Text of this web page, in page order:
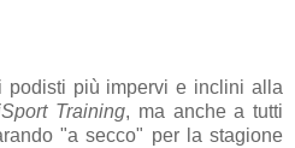
podisti più impervi e inclini alla
Training, ma anche a tutti
"a secco" per la stagione